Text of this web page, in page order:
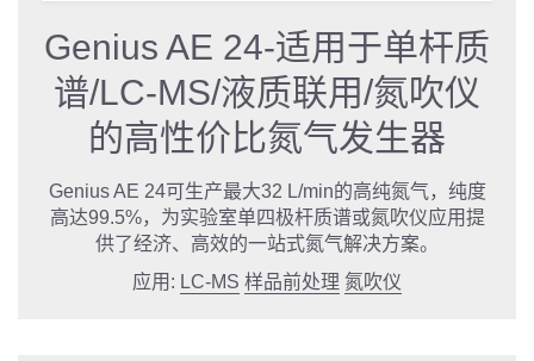
Genius AE 24-适用于单杆质
谱/LC-MS/液质联用/氮吹仪
的高性价比氮气发生器
Genius AE 24可生产最大32 L/min的高纯氮气，纯度
高达99.5%，为实验室单四极杆质谱或氮吹仪应用提
供了经济、高效的一站式氮气解决方案。
应用: LC-MS 样品前处理 氮吹仪